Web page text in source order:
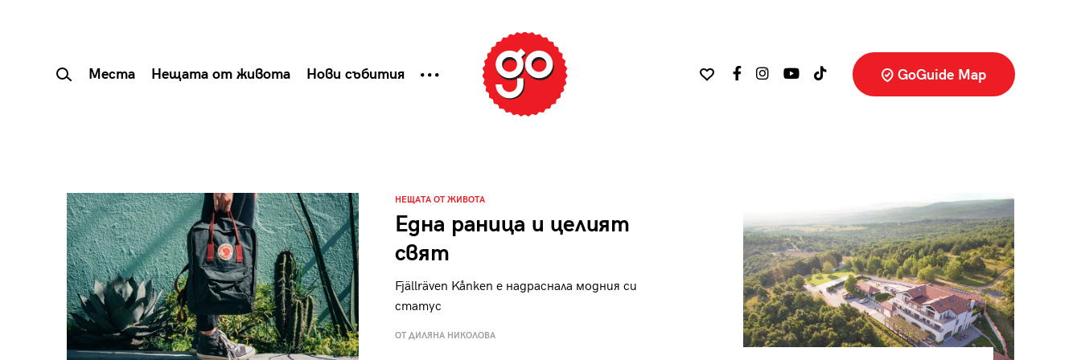
Места Нещата от живота Нови събития GoGuide Map
НЕЩАТА ОТ ЖИВОТА
Една раница и целият
свят
Fjällräven Kånken е надраснала модния си
статус
ОТ ДИЛЯНА НИКОЛОВА